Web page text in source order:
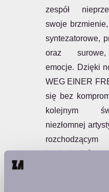
zespół
swoje
syntezatorowe,
oraz surowe,
emocje. Dzięki
WEG EINER
się bez
kolejnym
niezłomnej
istnienia, które
jak ostatni